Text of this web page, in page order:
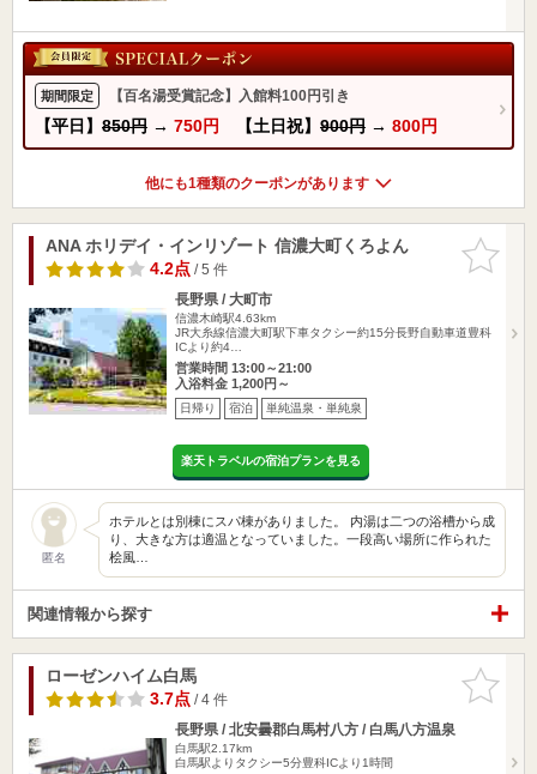
期間限定 【百名湯受賞記念】入館料100円引き
【平日】 850円 → 750円 【土日祝】 900円 → 800円
他にも1種類のクーポンがあります
お気に入
りに追加
ANA ホリデイ・インリゾート 信濃大町くろよん
4.2点/ 5 件
長野県 / 大町市
信濃木崎駅4.63km
JR大糸線信濃大町駅下車タクシー約15分長野自動車道豊科
ICより約4…
営業時間 13:00～21:00
入浴料金 1,200円～
日帰り 宿泊 単純温泉・単純泉
楽天トラベルの宿泊プランを見る
匿名
ホテルとは別棟にスパ棟がありました。 内湯は二つの浴槽から成
り、大きな方は適温となっていました。一段高い場所に作られた
桧風…
関連情報から探す
お気に入
りに追加
ローゼンハイム白馬
3.7点/ 4 件
長野県 / 北安曇郡白馬村八方 / 白馬八方温泉
白馬駅2.17km
白馬駅よりタクシー5分豊科ICより1時間